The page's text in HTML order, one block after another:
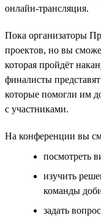
онлайн-трансляция.
Пока организаторы
проектов, но вы
которая пройдёт
финалисты
которые помогли им
с участниками.
На конференции вы
посмотреть
изучить
команды
задать